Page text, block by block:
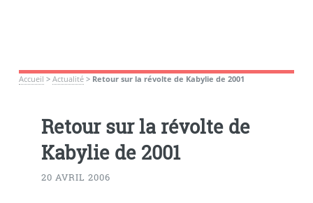
Accueil > Actualité> Retour sur la révolte de Kabylie de 2001
Retour sur la révolte de
Kabylie de 2001
20 AVRIL 2006